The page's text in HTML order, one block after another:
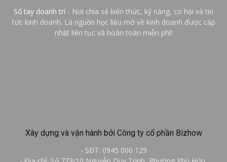
Sổ tay doanh trí - Nơi chia sẻ kiến thức, kỹ năng, cơ hội và tin
tức kinh doanh. Là nguồn học liệu mở về kinh doanh được cập
nhật liên tục và hoàn toàn miễn phí!
Xây dựng và vận hành bởi Công ty cổ phần Bizhow
- SĐT: 0945 000 129